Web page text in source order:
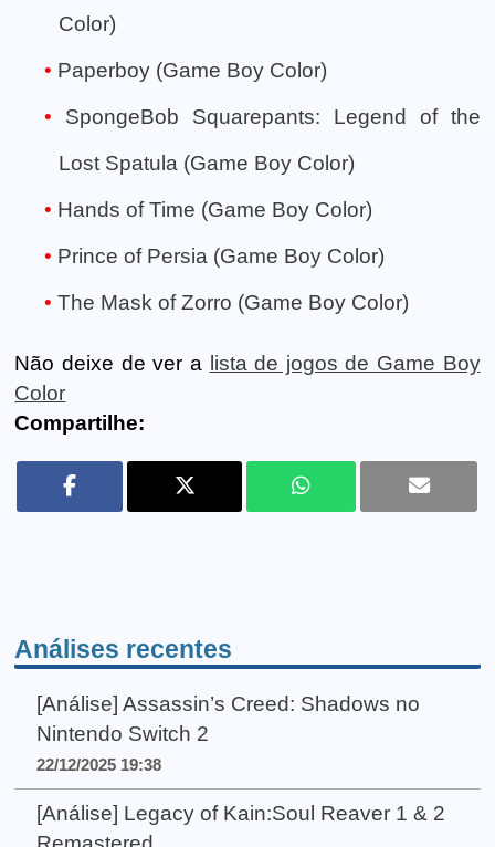
Color)
Paperboy (Game Boy Color)
SpongeBob Squarepants: Legend of the
Lost Spatula (Game Boy Color)
Hands of Time (Game Boy Color)
Prince of Persia (Game Boy Color)
The Mask of Zorro (Game Boy Color)
Não deixe de ver a lista de jogos de Game Boy
Color
Compartilhe:
Análises recentes
[Análise] Assassin’s Creed: Shadows no
Nintendo Switch 2
22/12/2025 19:38
[Análise] Legacy of Kain:Soul Reaver 1 & 2